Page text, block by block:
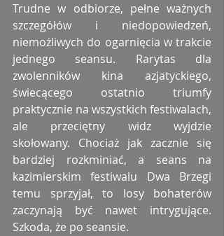
Trudne w odbiorze, pełne ważnych
szczegółów i niedopowiedzeń,
niemożliwych do ogarnięcia w trakcie
jednego seansu. Rarytas dla
zwolenników kina azjatyckiego,
świecącego ostatnio triumfy
praktycznie na wszystkich festiwalach,
ale przeciętny widz wyjdzie
skołowany. Chociaż jak zacznie się
bardziej rozkminiać, a seans na
kazimierskim festiwalu Dwa Brzegi
temu sprzyjał, to losy bohaterów
zaczynają być nawet intrygujące.
Szkoda, że po seansie.